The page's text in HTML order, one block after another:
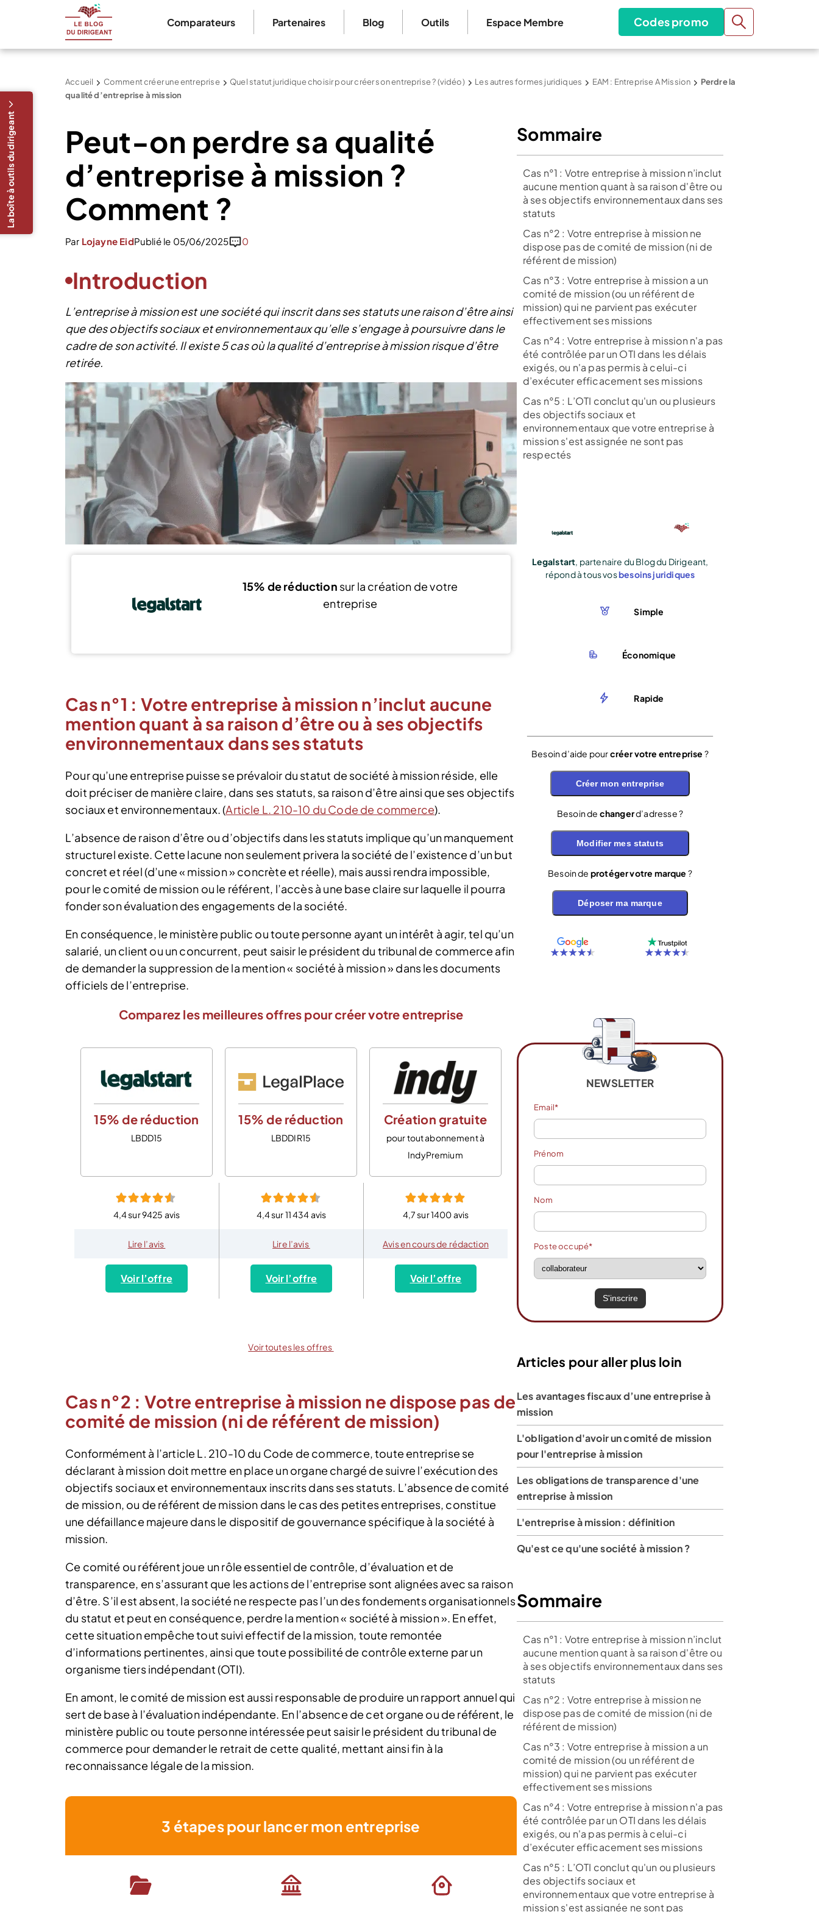
Comparateurs Partenaires Blog Outils Espace Membre Codes promo
Accueil Comment créer une entreprise Quel statut juridique choisir pour créer son entreprise ? (vidéo) Les autres formes juridiques EAM : Entreprise A Mission
Perdre la
qualité d’entreprise à mission
Peut-on perdre sa qualité
d’entreprise à mission ?
Comment ?
Par Lojayne EidPublié le 05/06/2025 0
Introduction
L’entreprise à mission est une société qui inscrit dans ses statuts une raison d’être ainsi
que des objectifs sociaux et environnementaux qu’elle s’engage à poursuivre dans le
cadre de son activité. Il existe 5 cas où la qualité d’entreprise à mission risque d’être
retirée.
La boîte à outils du dirigeant
15% de réduction sur la création de votre
entreprise
Cas n°1 : Votre entreprise à mission n’inclut aucune
mention quant à sa raison d’être ou à ses objectifs
environnementaux dans ses statuts
Pour qu’une entreprise puisse se prévaloir du statut de société à mission réside, elle
doit préciser de manière claire, dans ses statuts, sa raison d’être ainsi que ses objectifs
sociaux et environnementaux. (Article L. 210-10 du Code de commerce).
L’absence de raison d’être ou d’objectifs dans les statuts implique qu’un manquement
structurel existe. Cette lacune non seulement privera la société de l’existence d’un but
concret et réel (d’une « mission » concrète et réelle), mais aussi rendra impossible,
pour le comité de mission ou le référent, l’accès à une base claire sur laquelle il pourra
fonder son évaluation des engagements de la société.
En conséquence, le ministère public ou toute personne ayant un intérêt à agir, tel qu’un
salarié, un client ou un concurrent, peut saisir le président du tribunal de commerce afin
de demander la suppression de la mention « société à mission » dans les documents
officiels de l’entreprise.
Comparez les meilleures offres pour créer votre entreprise
15% de réduction
LBDD15
4,4 sur 9425 avis
Lire l’avis
Voir l’offre
15% de réduction
LBDDIR15
4,4 sur 11 434 avis
Lire l’avis
Voir l’offre
Création gratuite
pour tout abonnement à
IndyPremium
4,7 sur 1400 avis
Avis en cours de rédaction
Voir l’offre
Voir toutes les offres
Cas n°2 : Votre entreprise à mission ne dispose pas de
comité de mission (ni de référent de mission)
Conformément à l’article L. 210-10 du Code de commerce, toute entreprise se
déclarant à mission doit mettre en place un organe chargé de suivre l’exécution des
objectifs sociaux et environnementaux inscrits dans ses statuts. L’absence de comité
de mission, ou de référent de mission dans le cas des petites entreprises, constitue
une défaillance majeure dans le dispositif de gouvernance spécifique à la société à
mission.
Ce comité ou référent joue un rôle essentiel de contrôle, d’évaluation et de
transparence, en s’assurant que les actions de l’entreprise sont alignées avec sa raison
d’être. S’il est absent, la société ne respecte pas l’un des fondements organisationnels
du statut et peut en conséquence, perdre la mention « société à mission ». En effet,
cette situation empêche tout suivi effectif de la mission, toute remontée
d’informations pertinentes, ainsi que toute possibilité de contrôle externe par un
organisme tiers indépendant (OTI).
En amont, le comité de mission est aussi responsable de produire un rapport annuel qui
sert de base à l’évaluation indépendante. En l’absence de cet organe ou de référent, le
ministère public ou toute personne intéressée peut saisir le président du tribunal de
commerce pour demander le retrait de cette qualité, mettant ainsi fin à la
reconnaissance légale de la mission.
3 étapes pour lancer mon entreprise
Sommaire
Cas n°1 : Votre entreprise à mission n’inclut
aucune mention quant à sa raison d'être ou
à ses objectifs environnementaux dans ses
statuts
Cas n°2 : Votre entreprise à mission ne
dispose pas de comité de mission (ni de
référent de mission)
Cas n°3 : Votre entreprise à mission a un
comité de mission (ou un référent de
mission) qui ne parvient pas exécuter
effectivement ses missions
Cas n°4 : Votre entreprise à mission n'a pas
été contrôlée par un OTI dans les délais
exigés, ou n'a pas permis à celui-ci
d’exécuter efficacement ses missions
Cas n°5 : L’OTI conclut qu'un ou plusieurs
des objectifs sociaux et
environnementaux que votre entreprise à
mission s'est assignée ne sont pas
respectés
Legalstart, partenaire du Blog du Dirigeant,
répond à tous vosbesoins juridiques
Simple
Économique
Rapide
Besoin d’aide pourcréer votre entreprise ?
Créer mon entreprise
Besoin de changerd’adresse ?
Modifier mes statuts
Besoin de protéger votre marque ?
Déposer ma marque
NEWSLETTER
Email*
Prénom
Nom
Poste occupé*
Articles pour aller plus loin
Les avantages fiscaux d’une entreprise à
mission
L'obligation d'avoir un comité de mission
pour l'entreprise à mission
Les obligations de transparence d'une
entreprise à mission
L'entreprise à mission : définition
Qu'est ce qu'une société à mission ?
Sommaire
Cas n°1 : Votre entreprise à mission n’inclut
aucune mention quant à sa raison d'être ou
à ses objectifs environnementaux dans ses
statuts
Cas n°2 : Votre entreprise à mission ne
dispose pas de comité de mission (ni de
référent de mission)
Cas n°3 : Votre entreprise à mission a un
comité de mission (ou un référent de
mission) qui ne parvient pas exécuter
effectivement ses missions
Cas n°4 : Votre entreprise à mission n'a pas
été contrôlée par un OTI dans les délais
exigés, ou n'a pas permis à celui-ci
d’exécuter efficacement ses missions
Cas n°5 : L’OTI conclut qu'un ou plusieurs
des objectifs sociaux et
environnementaux que votre entreprise à
mission s'est assignée ne sont pas